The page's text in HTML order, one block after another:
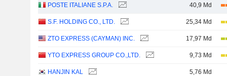
POSTE ITALIANE S.P.A. 40,9 Md
S.F. HOLDING CO., LTD. 25,34 Md
ZTO EXPRESS (CAYMAN) INC. 17,97 Md
YTO EXPRESS GROUP CO.,LTD. 9,73 Md
HANJIN KAL 5,76 Md